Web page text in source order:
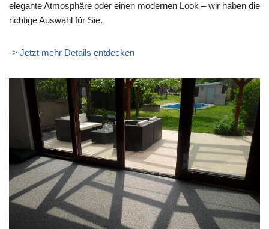
elegante Atmosphäre oder einen modernen Look – wir haben die
richtige Auswahl für Sie.
-> Jetzt mehr Details entdecken